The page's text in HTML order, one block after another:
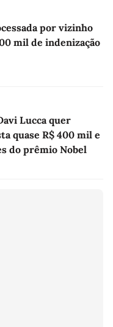
por vizinho
mil de indenização
Lucca quer
quase R$ 400 mil e
do prêmio Nobel